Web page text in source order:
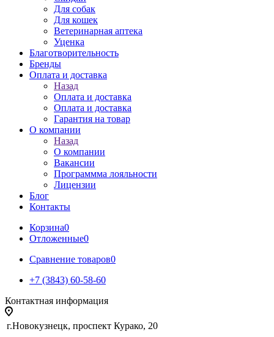
Для собак
Для кошек
Ветеринарная аптека
Уценка
Благотворительность
Бренды
Оплата и доставка
Назад
Оплата и доставка
Оплата и доставка
Гарантия на товар
О компании
Назад
О компании
Вакансии
Программма лояльности
Лицензии
Блог
Контакты
Корзина0
Отложенные0
Сравнение товаров0
+7 (3843) 60-58-60
Контактная информация
г.Новокузнецк, проспект Курако, 20